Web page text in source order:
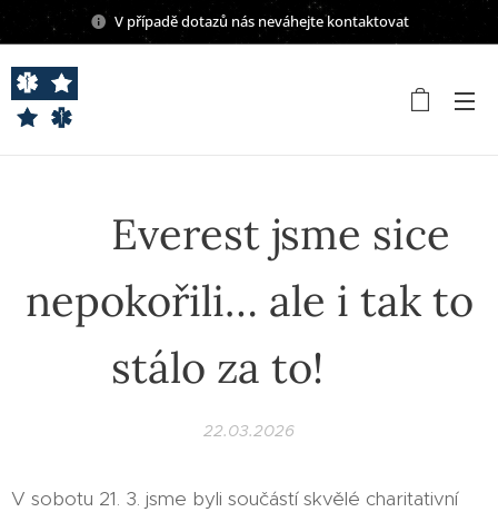
V případě dotazů nás neváhejte kontaktovat
💙 Everest jsme sice
nepokořili… ale i tak to
stálo za to! ⛰️
22.03.2026
V sobotu 21. 3. jsme byli součástí skvělé charitativní